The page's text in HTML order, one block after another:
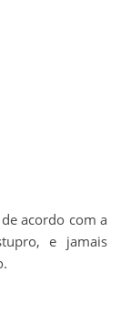
acordo com a
e jamais